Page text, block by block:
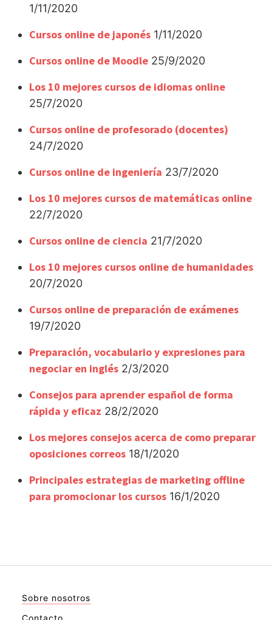
1/11/2020
Cursos online de japonés 1/11/2020
Cursos online de Moodle 25/9/2020
Los 10 mejores cursos de idiomas online
25/7/2020
Cursos online de profesorado (docentes)
24/7/2020
Cursos online de ingeniería 23/7/2020
Los 10 mejores cursos de matemáticas online
22/7/2020
Cursos online de ciencia 21/7/2020
Los 10 mejores cursos online de humanidades
20/7/2020
Cursos online de preparación de exámenes
19/7/2020
Preparación, vocabulario y expresiones para
negociar en inglés 2/3/2020
Consejos para aprender español de forma
rápida y eficaz 28/2/2020
Los mejores consejos acerca de como preparar
oposiciones correos 18/1/2020
Principales estrategias de marketing offline
para promocionar los cursos 16/1/2020
Sobre nosotros
Contacto